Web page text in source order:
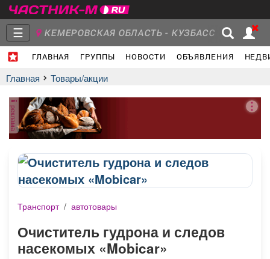
☰ КЕМЕРОВСКАЯ ОБЛАСТЬ - КУЗБАСС
ГЛАВНАЯ ГРУППЫ НОВОСТИ ОБЪЯВЛЕНИЯ
Главная
Объявления Недвижимость Услуги
Работа Транспорт
Главная Товары/акции
реклама
Транспорт / автотовары
Очиститель гудрона и следов
насекомых «Mobicar»